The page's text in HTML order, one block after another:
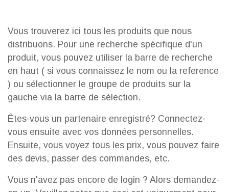
Vous trouverez ici tous les produits que nous
distribuons. Pour une recherche spécifique d'un
produit, vous pouvez utiliser la barre de recherche
en haut ( si vous connaissez le nom ou la reference
) ou sélectionner le groupe de produits sur la
gauche via la barre de sélection.
Êtes-vous un partenaire enregistré? Connectez-
vous ensuite avec vos données personnelles.
Ensuite, vous voyez tous les prix, vous pouvez faire
des devis, passer des commandes, etc.
Vous n'avez pas encore de login ? Alors demandez-